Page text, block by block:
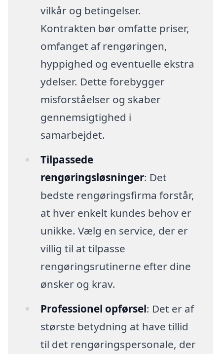
vilkår og betingelser.
Kontrakten bør omfatte priser,
omfanget af rengøringen,
hyppighed og eventuelle ekstra
ydelser. Dette forebygger
misforståelser og skaber
gennemsigtighed i
samarbejdet.
Tilpassede
rengøringsløsninger: Det
bedste rengøringsfirma forstår,
at hver enkelt kundes behov er
unikke. Vælg en service, der er
villig til at tilpasse
rengøringsrutinerne efter dine
ønsker og krav.
Professionel opførsel: Det er af
største betydning at have tillid
til det rengøringspersonale, der